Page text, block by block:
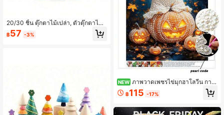
20/30 ชิ้น ตุ๊กตาไม้เปล่า, ตัวตุ๊กตาไม้
DIY, เหมาะสำหรับงานศิลปะและงานฝี
มือ, เครื่องมือวาดภาพสำหรับวัยรุ่น
฿57 -3%
NEW ภาพวาดเพชรไข่มุกฮาโลวีน การ์
ตูนผีน่ารัก ศิลปะบนผ้าใบ DIY ทำด้วยมื
อ โมเสก ตกแต่งห้องนั่งเล่น ห้องนอน วั
฿115 -17%